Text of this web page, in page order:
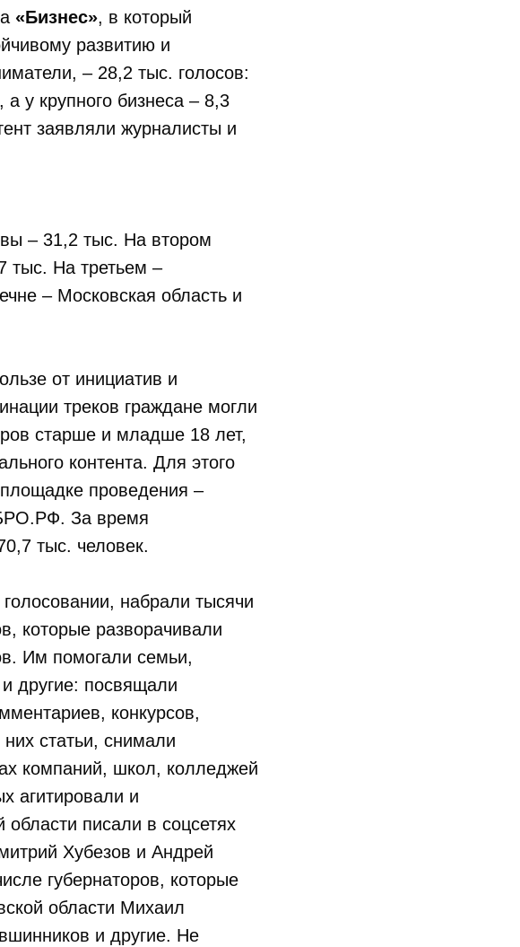
«Бизнес», в который
развитию и
– 28,2 тыс. голосов:
у крупного бизнеса – 8,3
заявляли журналисты и
– 31,2 тыс. На втором
тыс. На третьем –
– Московская область и
от инициатив и
треков граждане могли
старше и младше 18 лет,
контента. Для этого
проведения –
За время
тыс. человек.
набрали тысячи
которые разворачивали
Им помогали семьи,
другие: посвящали
конкурсов,
статьи, снимали
компаний, школ, колледжей
агитировали и
области писали в соцсетях
Хубезов и Андрей
губернаторов, которые
области Михаил
и другие. Не